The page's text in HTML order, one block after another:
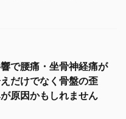
響で腰痛・坐骨神経痛が
だけでなく骨盤の歪
原因かもしれません